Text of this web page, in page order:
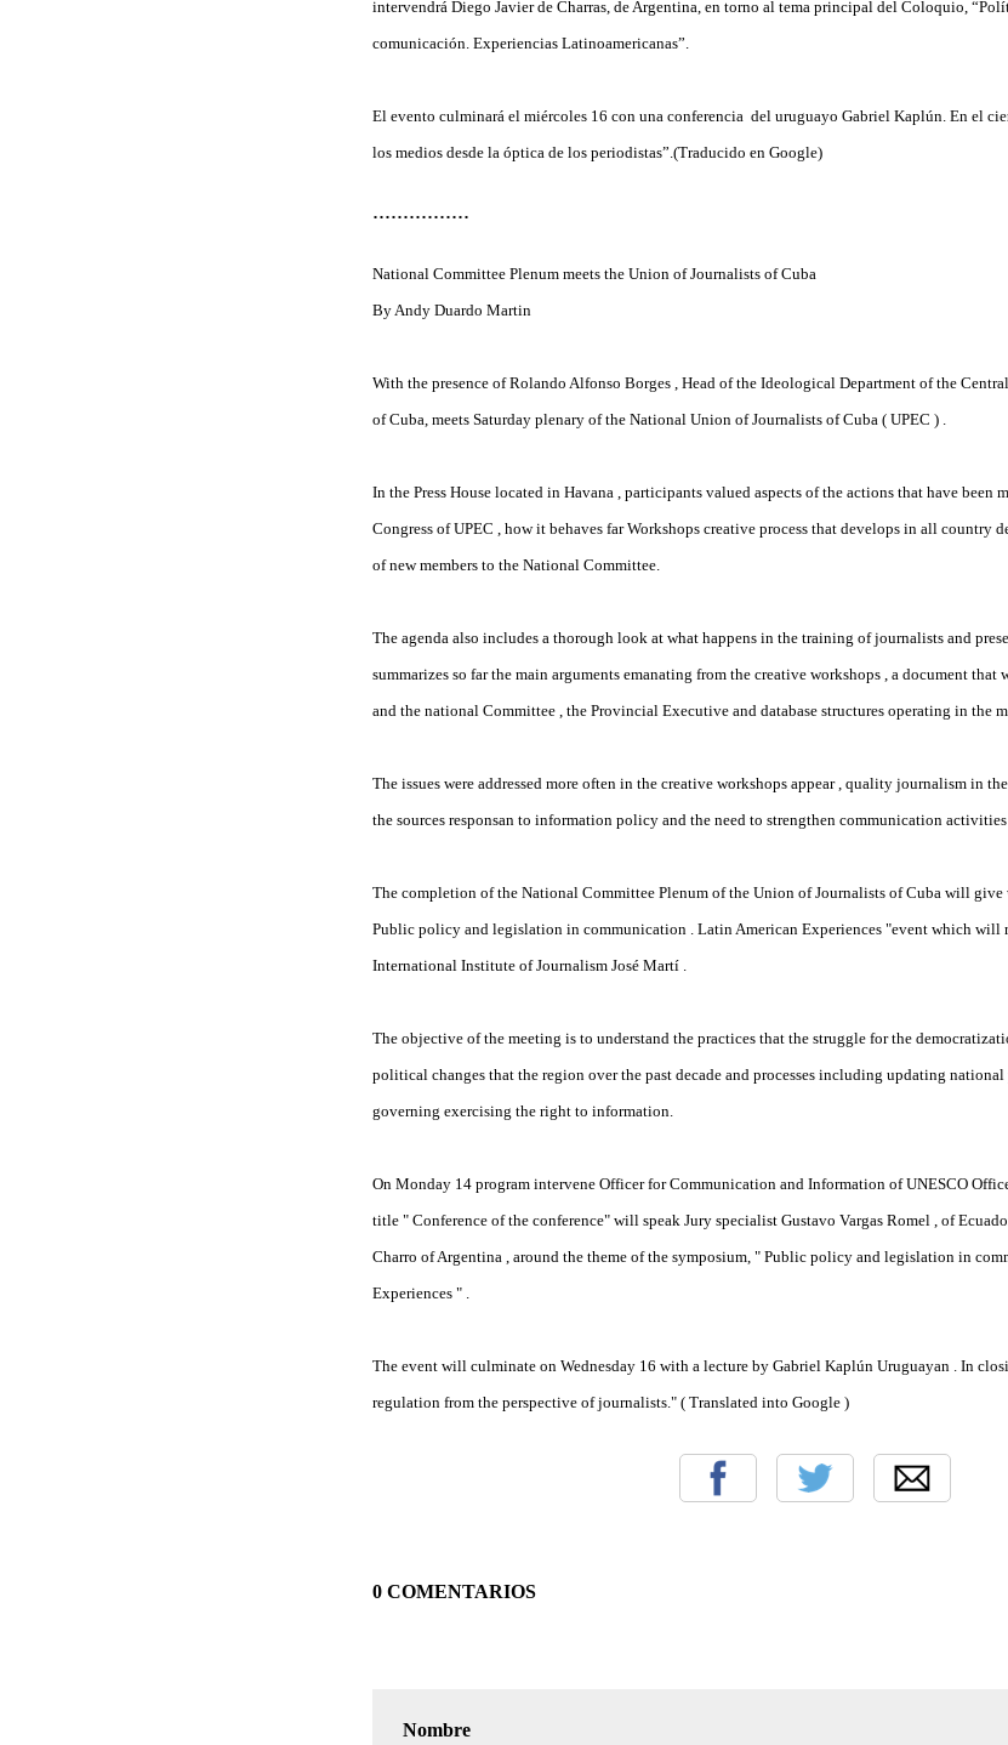
intervendrá Diego Javier de Charras, de Argentina, en torno al tema principal del Coloquio,
comunicación. Experiencias Latinoamericanas”.
El evento culminará el miércoles 16 con una conferencia del uruguayo Gabriel Kaplún. En el
los medios desde la óptica de los periodistas”.(Traducido en Google)
................
National Committee Plenum meets the Union of Journalists of Cuba
By Andy Duardo Martin
With the presence of Rolando Alfonso Borges , Head of the Ideological Department of the
of Cuba, meets Saturday plenary of the National Union of Journalists of Cuba ( UPEC ) .
In the Press House located in Havana , participants valued aspects of the actions that have been
Congress of UPEC , how it behaves far Workshops creative process that develops in all country
of new members to the National Committee.
The agenda also includes a thorough look at what happens in the training of journalists and
summarizes so far the main arguments emanating from the creative workshops , a document that
and the national Committee , the Provincial Executive and database structures operating in the
The issues were addressed more often in the creative workshops appear , quality journalism in
the sources responsan to information policy and the need to strengthen communication
The completion of the National Committee Plenum of the Union of Journalists of Cuba will
Public policy and legislation in communication . Latin American Experiences "event which will
International Institute of Journalism José Martí .
The objective of the meeting is to understand the practices that the struggle for the
political changes that the region over the past decade and processes including updating
governing exercising the right to information.
On Monday 14 program intervene Officer for Communication and Information of UNESCO
title " Conference of the conference" will speak Jury specialist Gustavo Vargas Romel , of
Charro of Argentina , around the theme of the symposium, " Public policy and legislation in
Experiences " .
The event will culminate on Wednesday 16 with a lecture by Gabriel Kaplún Uruguayan . In
regulation from the perspective of journalists." ( Translated into Google )
0 COMENTARIOS
Nombre